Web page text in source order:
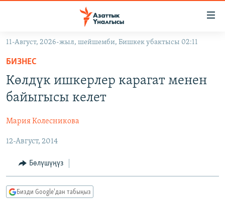
Навигацияга
өтүңүз
Издөөгө
салыңызКЫРГЫЗСТАН
ЭКОНОМИКА
МАДАНИЯТ
ДҮЙНӨ
БОРБОР АЗИЯ
АТАЙЫН ИЛИКТӨӨ
ТВ ПРОГРАММАЛАР
БҮГҮН АЗАТТЫКТА
БИЗ ЖАНА ДҮЙНӨ
ПОДКАСТ
ӨЗГӨЧӨ ПИКИР
11-Август, 2026-жыл, шейшемби, Бишкек убактысы 02:11
БИЗНЕС
Көлдүк ишкерлер карагат менен
байыгысы келет
Мария Колесникова
12-Август, 2014
Бөлүшүңүз
Бизди Google'дан табыңыз